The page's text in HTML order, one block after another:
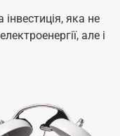
яка не
але і